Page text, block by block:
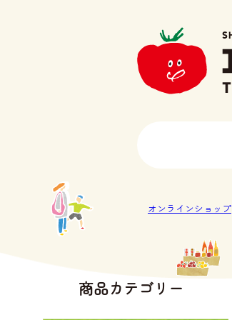
オンラインショップ
商品カテゴリー